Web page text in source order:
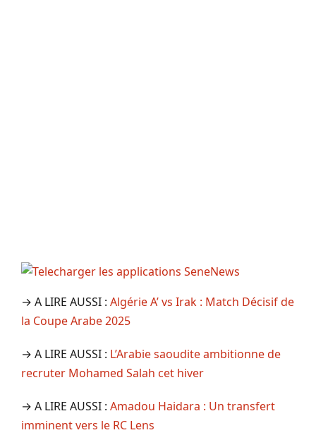
→ A LIRE AUSSI : Algérie A’ vs Irak : Match Décisif de
la Coupe Arabe 2025
→ A LIRE AUSSI : L’Arabie saoudite ambitionne de
recruter Mohamed Salah cet hiver
→ A LIRE AUSSI : Amadou Haidara : Un transfert
imminent vers le RC Lens